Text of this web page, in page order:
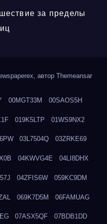
за пределы
автор Themeansar
00MGT33M 00SAOS5H
019K5LTP 01WS9NX2
03L7504Q 03ZRKE69
04KWVG4E 04LI8DHX
04ZFIS6W 059KC9DM
069K7D5M 06FAMUAG
07ASX5QF 07BDB1DD